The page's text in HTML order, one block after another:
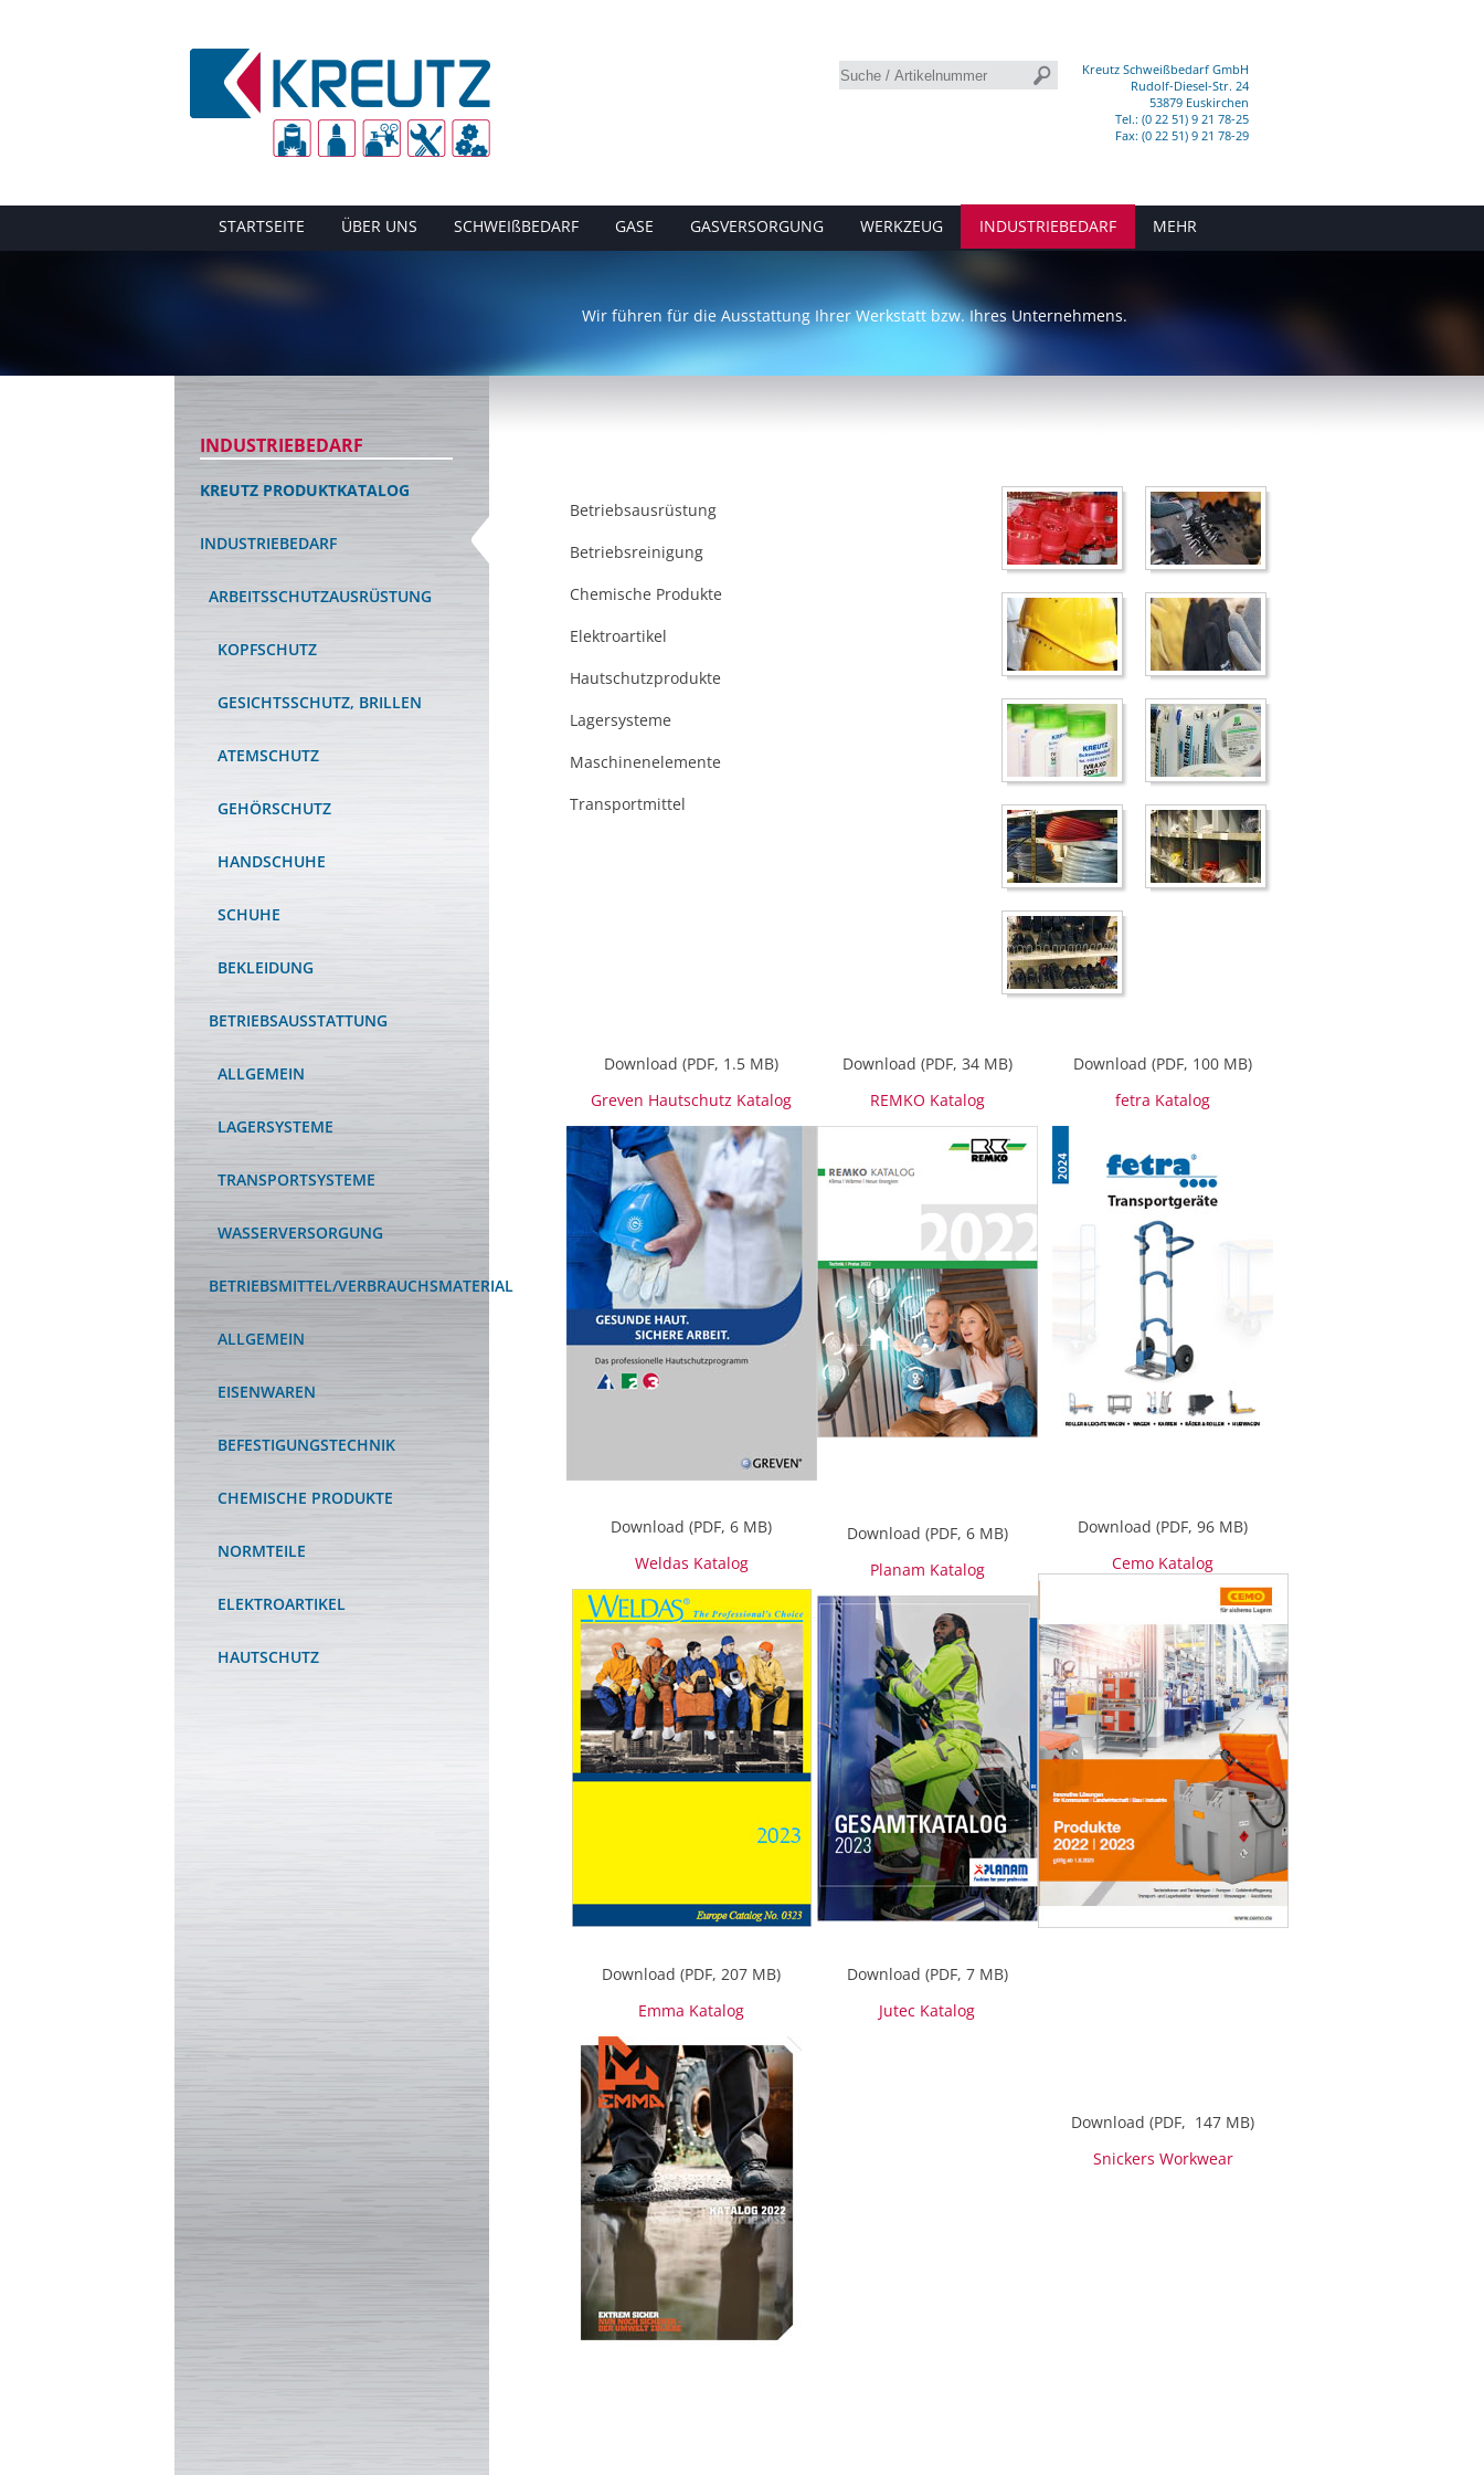
Kreutz Schweißbedarf GmbH
Rudolf-Diesel-Str. 24
53879 Euskirchen
Tel.: (0 22 51) 9 21 78-25
Fax: (0 22 51) 9 21 78-29
STARTSEITE ÜBER UNS SCHWEIßBEDARF GASE GASVERSORGUNG WERKZEUG INDUSTRIEBEDARF MEHR
Wir führen für die Ausstattung Ihrer Werkstatt bzw. Ihres Unternehmens.
INDUSTRIEBEDARF
KREUTZ PRODUKTKATALOG
INDUSTRIEBEDARF
ARBEITSSCHUTZAUSRÜSTUNG
KOPFSCHUTZ
GESICHTSSCHUTZ, BRILLEN
ATEMSCHUTZ
GEHÖRSCHUTZ
HANDSCHUHE
SCHUHE
BEKLEIDUNG
BETRIEBSAUSSTATTUNG
ALLGEMEIN
LAGERSYSTEME
TRANSPORTSYSTEME
WASSERVERSORGUNG
BETRIEBSMITTEL/VERBRAUCHSMATERIAL
ALLGEMEIN
EISENWAREN
BEFESTIGUNGSTECHNIK
CHEMISCHE PRODUKTE
NORMTEILE
ELEKTROARTIKEL
HAUTSCHUTZ
Betriebsausrüstung
Betriebsreinigung
Chemische Produkte
Elektroartikel
Hautschutzprodukte
Lagersysteme
Maschinenelemente
Transportmittel
Download (PDF, 1.5 MB)
Greven Hautschutz Katalog
Download (PDF, 34 MB)
REMKO Katalog
Download (PDF, 100 MB)
fetra Katalog
Download (PDF, 6 MB)
Weldas Katalog
Download (PDF, 6 MB)
Planam Katalog
Download (PDF, 96 MB)
Cemo Katalog
Download (PDF, 207 MB)
Emma Katalog
Download (PDF, 7 MB)
Jutec Katalog
Download (PDF, 147 MB)
Snickers Workwear